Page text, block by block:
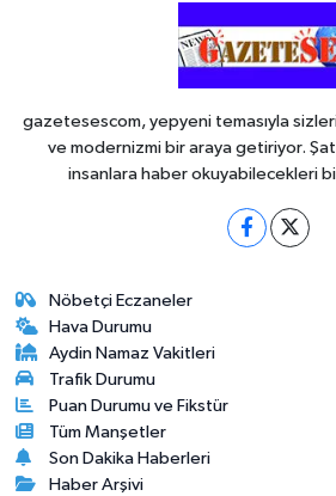
gazetesescom, yepyeni temasıyla
ve modernizmi bir araya getiriyor.
insanlara haber okuyabilecekleri
Nöbetçi Eczaneler
Hava Durumu
Aydin Namaz Vakitleri
Trafik Durumu
Puan Durumu ve Fikstür
Tüm Manşetler
Son Dakika Haberleri
Haber Arşivi